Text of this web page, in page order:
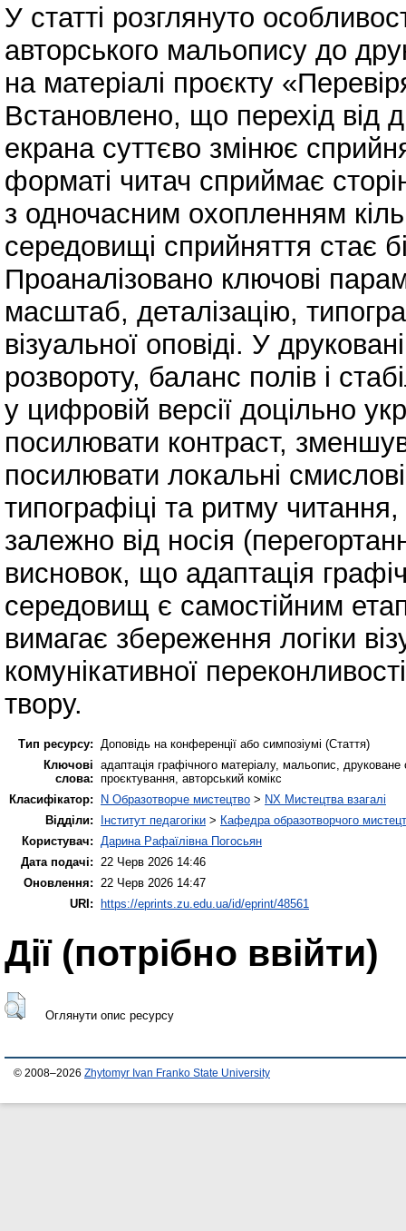
У статті розглянуто
авторського мальопису до
на матеріалі проєкту
Встановлено, що перехід від
екрана суттєво змінює
форматі читач сприймає
з одночасним охопленням
середовищі сприйняття стає
Проаналізовано ключові
масштаб, деталізацію,
візуальної оповіді. У
розвороту, баланс полів і
у цифровій версії доцільно
посилювати контраст,
посилювати локальні
типографіці та ритму
залежно від носія
висновок, що адаптація
середовищ є самостійним
вимагає збереження логіки
комунікативної
твору.
Тип ресурсу:
Доповідь на конференції або симпозіумі (Стаття)
Ключові
слова:
адаптація графічного матеріалу, мальопис,
проєктування, авторський комікс
Класифікатор:
N Образотворче мистецтво > NX Мистецтва взагалі
Відділи:
Інститут педагогіки > Кафедра образотворчого
Користувач:
Дарина Рафаїлівна Погосьян
Дата подачі:
22 Черв 2026 14:46
Оновлення:
22 Черв 2026 14:47
URI: https://eprints.zu.edu.ua/id/eprint/48561
Дії ​​(потрібно ввійти)
Оглянути опис ресурсу
© 2008–2026 Zhytomyr Ivan Franko State University